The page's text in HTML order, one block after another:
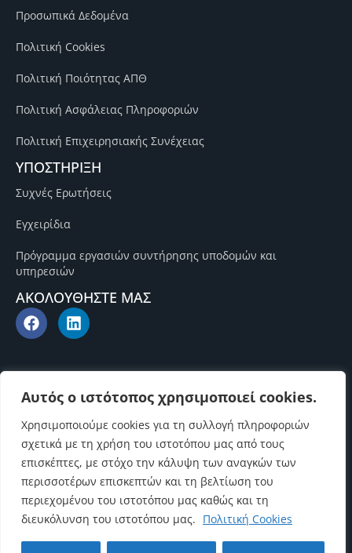
Αυτός ο ιστότοπος χρησιμοποιεί cookies.
Χρησιμοποιούμε cookies για τη συλλογή πληροφοριών
σχετικά με τη χρήση του ιστοτόπου μας από τους
επισκέπτες, με στόχο την κάλυψη των αναγκών των
περισσοτέρων επισκεπτών και τη βελτίωση του
περιεχομένου του ιστοτόπου μας καθώς και τη
διευκόλυνση του ιστοτόπου μας. Πολιτική Cookies
Προσωπικά Δεδομένα
Πολιτική Cookies
Πολιτική Ποιότητας ΑΠΘ
Πολιτική Ασφάλειας Πληροφοριών
Πολιτική Επιχειρησιακής Συνέχειας
ΥΠΟΣΤΗΡΙΞΗ
Συχνές Ερωτήσεις
Εγχειρίδια
Πρόγραμμα εργασιών συντήρησης υποδομών και
υπηρεσιών
ΑΚΟΛΟΥΘΗΣΤΕ ΜΑΣ